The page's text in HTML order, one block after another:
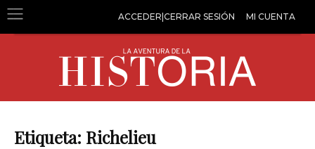
ACCEDER|CERRAR SESIÓN MI CUENTA
Etiqueta: Richelieu